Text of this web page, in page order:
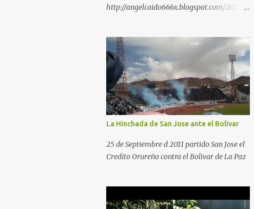
http://angelcaido666x.blogspot.com/2013/0
La Hinchada de San Jose ante el Bolivar
25 de Septiembre d 2011 partido San Jose el
Credito Orureño contra el Bolivar de La Paz